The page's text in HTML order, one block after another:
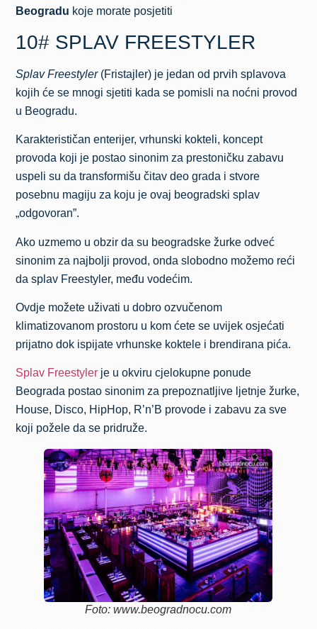
Beogradu koje morate posjetiti
10# SPLAV FREESTYLER
Splav Freestyler(Fristajler) je jedan od prvih splavova
kojih će se mnogi sjetiti kada se pomisli na noćni provod
u Beogradu.
Karakterističan enterijer, vrhunski kokteli, koncept
provoda koji je postao sinonim za prestoničku zabavu
uspeli su da transformišu čitav deo grada i stvore
posebnu magiju za koju je ovaj beogradski splav
„odgovoran”.
Ako uzmemo u obzir da su beogradske žurke odveć
sinonim za najbolji provod, onda slobodno možemo reći
da splav Freestyler, među vodećim.
Ovdje možete uživati u dobro ozvučenom
klimatizovanom prostoru u kom ćete se uvijek osjećati
prijatno dok ispijate vrhunske koktele i brendirana pića.
Splav Freestyler je u okviru cjelokupne ponude
Beograda postao sinonim za prepoznatljive ljetnje žurke,
House, Disco, HipHop, R’n’B provode i zabavu za sve
koji požele da se pridruže.
Foto: www.beogradnocu.com